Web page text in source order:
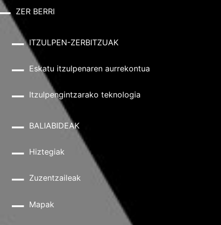
ZER BERRI
ITZULPEN-ZERBITZUAK
Eskatu itzulpenaren aurrekontua
Itzulpengintzarako teknologia
BALIABIDEAK
Hiztegiak
Zuzentzaileak
Mapak